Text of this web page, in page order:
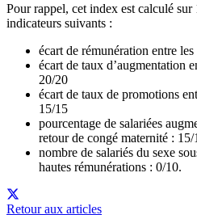
Pour rappel, cet index est calculé
indicateurs suivants :
écart de rémunération entre
écart de taux d’augmentation
20/20
écart de taux de promotions
15/15
pourcentage de salariées
retour de congé maternité : 15/
nombre de salariés du sexe
hautes rémunérations : 0/10.
Retour aux articles